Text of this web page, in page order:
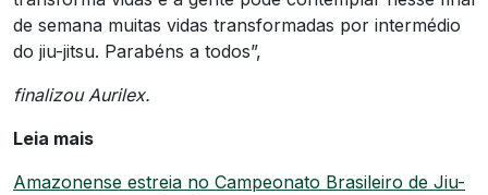
de semana muitas vidas transformadas por intermédio
do jiu-jitsu. Parabéns a todos”,
finalizou Aurilex.
Leia mais
Amazonense estreia no Campeonato Brasileiro de Jiu-